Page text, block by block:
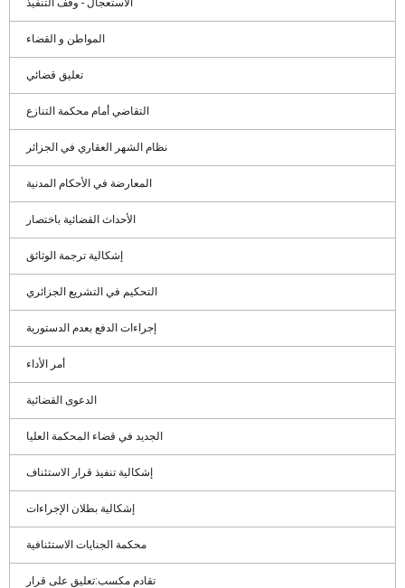
الاستعجال - وقف التنفيذ
المواطن و القضاء
تعليق قضائي
التقاضي أمام محكمة التنازع
نظام الشهر العقاري في الجزائر
المعارضة في الأحكام المدنية
الأحداث القضائية باختصار
إشكالية ترجمة الوثائق
التحكيم في التشريع الجزائري
إجراءات الدفع بعدم الدستورية
أمر الأداء
الدعوى القضائية
الجديد في قضاء المحكمة العليا
إشكالية تنفيذ قرار الاستئناف
إشكالية بطلان الإجراءات
محكمة الجنايات الاستئنافية
تقادم مكسب:تعليق على قرار